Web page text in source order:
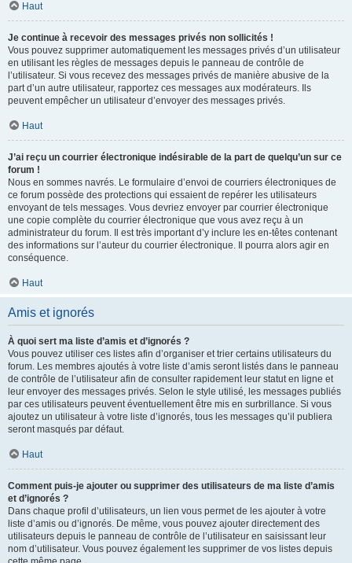
Haut
Je continue à recevoir des messages privés non sollicités !
Vous pouvez supprimer automatiquement les messages privés d’un utilisateur
en utilisant les règles de messages depuis le panneau de contrôle de
l’utilisateur. Si vous recevez des messages privés de manière abusive de la
part d’un autre utilisateur, rapportez ces messages aux modérateurs. Ils
peuvent empêcher un utilisateur d’envoyer des messages privés.
Haut
J’ai reçu un courrier électronique indésirable de la part de quelqu’un sur ce
forum !
Nous en sommes navrés. Le formulaire d’envoi de courriers électroniques de
ce forum possède des protections qui essaient de repérer les utilisateurs
envoyant de tels messages. Vous devriez envoyer par courrier électronique
une copie complète du courrier électronique que vous avez reçu à un
administrateur du forum. Il est très important d’y inclure les en-têtes contenant
des informations sur l’auteur du courrier électronique. Il pourra alors agir en
conséquence.
Haut
Amis et ignorés
À quoi sert ma liste d’amis et d’ignorés ?
Vous pouvez utiliser ces listes afin d’organiser et trier certains utilisateurs du
forum. Les membres ajoutés à votre liste d’amis seront listés dans le panneau
de contrôle de l’utilisateur afin de consulter rapidement leur statut en ligne et
leur envoyer des messages privés. Selon le style utilisé, les messages publiés
par ces utilisateurs peuvent éventuellement être mis en surbrillance. Si vous
ajoutez un utilisateur à votre liste d’ignorés, tous les messages qu’il publiera
seront masqués par défaut.
Haut
Comment puis-je ajouter ou supprimer des utilisateurs de ma liste d’amis
et d’ignorés ?
Dans chaque profil d’utilisateurs, un lien vous permet de les ajouter à votre
liste d’amis ou d’ignorés. De même, vous pouvez ajouter directement des
utilisateurs depuis le panneau de contrôle de l’utilisateur en saisissant leur
nom d’utilisateur. Vous pouvez également les supprimer de vos listes depuis